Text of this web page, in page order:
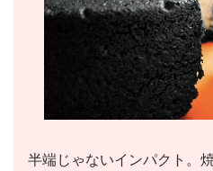
半端じゃないインパクト。